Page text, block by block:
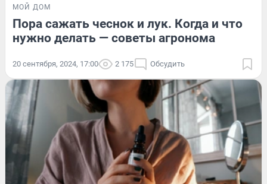
МОЙ ДОМ
Пора сажать чеснок и лук. Когда и что
нужно делать — советы агронома
20 сентября, 2024, 17:00 2 175 Обсудить